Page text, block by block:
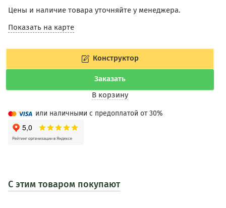
Цены и наличие товара уточняйте у менеджера.
Показать на карте
Конструктор
Заказать
В корзину
или наличными с предоплатой от 30%
С этим товаром покупают